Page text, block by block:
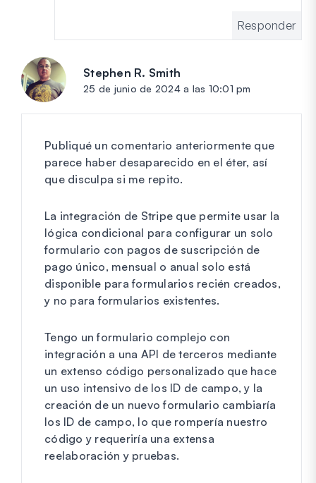
Responder
Stephen R. Smith
25 de junio de 2024 a las 10:01 pm
Publiqué un comentario anteriormente que
parece haber desaparecido en el éter, así
que disculpa si me repito.
La integración de Stripe que permite usar la
lógica condicional para configurar un solo
formulario con pagos de suscripción de
pago único, mensual o anual solo está
disponible para formularios recién creados,
y no para formularios existentes.
Tengo un formulario complejo con
integración a una API de terceros mediante
un extenso código personalizado que hace
un uso intensivo de los ID de campo, y la
creación de un nuevo formulario cambiaría
los ID de campo, lo que rompería nuestro
código y requeriría una extensa
reelaboración y pruebas.